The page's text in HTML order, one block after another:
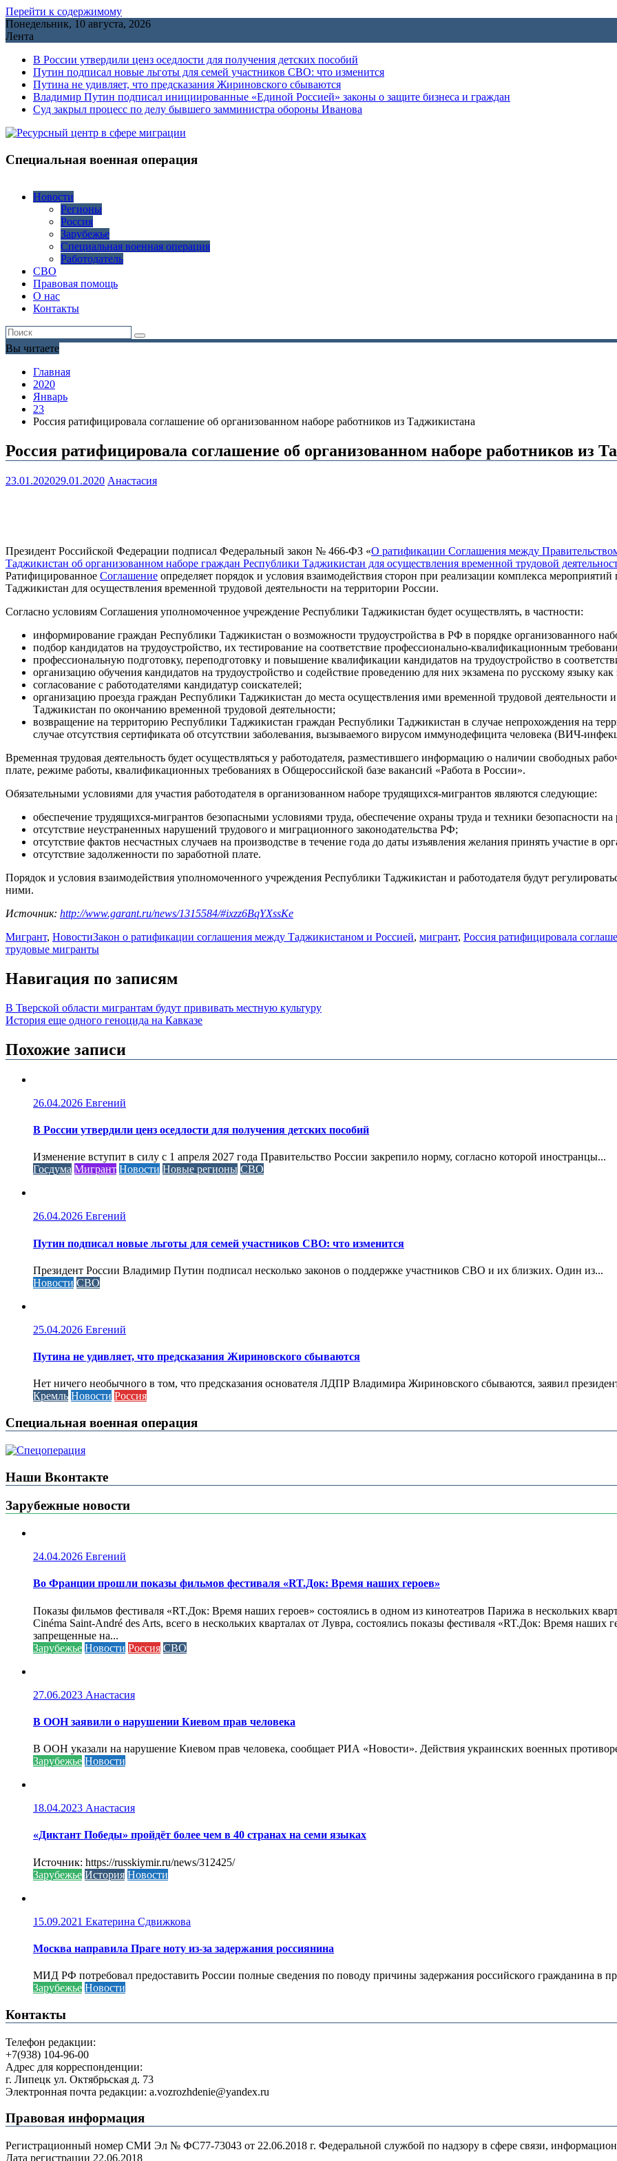
Перейти к содержимому
Понедельник, 10 августа, 2026
Лента
В России утвердили ценз оседлости для получения детских пособий
Путин подписал новые льготы для семей участников СВО: что изменится
Путина не удивляет, что предсказания Жириновского сбываются
Владимир Путин подписал инициированные «Единой Россией» законы о защите бизнеса и граждан
Cуд закрыл процесс по делу бывшего замминистра обороны Иванова
Специальная военная операция
Новости
Регионы
Россия
Зарубежье
Специальная военная операция
Работодатель
СВО
Правовая помощь
О нас
Контакты
Вы читаете
Главная
2020
Январь
23
Россия ратифицировала соглашение об организованном наборе работников из Таджикистана
Россия ратифицировала соглашение об организованном наборе работников из
23.01.202029.01.2020 Анастасия
Президент Российской Федерации подписал Федеральный закон № 466-ФЗ «О ратификации Соглашения между
Таджикистан об организованном наборе граждан Республики Таджикистан для осуществления временной трудовой
Ратифицированное Соглашение определяет порядок и условия взаимодействия сторон при реализации комплекса
Таджикистан для осуществления временной трудовой деятельности на территории России.
Согласно условиям Соглашения уполномоченное учреждение Республики Таджикистан будет осуществлять, в частности:
информирование граждан Республики Таджикистан о возможности трудоустройства в РФ в порядке организованного
подбор кандидатов на трудоустройство, их тестирование на соответствие профессионально-квалификационным
профессиональную подготовку, переподготовку и повышение квалификации кандидатов на трудоустройство в
организацию обучения кандидатов на трудоустройство и содействие проведению для них экзамена по русскому языку
согласование с работодателями кандидатур соискателей;
организацию проезда граждан Республики Таджикистан до места осуществления ими временной трудовой деятельности
Таджикистан по окончанию временной трудовой деятельности;
возвращение на территорию Республики Таджикистан граждан Республики Таджикистан в случае непрохождения на
случае отсутствия сертификата об отсутствии заболевания, вызываемого вирусом иммунодефицита человека (ВИЧ-
Временная трудовая деятельность будет осуществляться у работодателя, разместившего информацию о наличии свободных
плате, режиме работы, квалификационных требованиях в Общероссийской базе вакансий «Работа в России».
Обязательными условиями для участия работодателя в организованном наборе трудящихся-мигрантов являются следующие:
обеспечение трудящихся-мигрантов безопасными условиями труда, обеспечение охраны труда и техники безопасности на
отсутствие неустраненных нарушений трудового и миграционного законодательства РФ;
отсутствие фактов несчастных случаев на производстве в течение года до даты изъявления желания принять участие в
отсутствие задолженности по заработной плате.
Порядок и условия взаимодействия уполномоченного учреждения Республики Таджикистан и работодателя будут
ними.
Источник: http://www.garant.ru/news/1315584/#ixzz6BqYXssKe
Мигрант, НовостиЗакон о ратификации соглашения между Таджикистаном и Россией, мигрант, Россия ратифицировала
трудовые мигранты
Навигация по записям
В Тверской области мигрантам будут прививать местную культуру
История еще одного геноцида на Кавказе
Похожие записи
26.04.2026 Евгений
В России утвердили ценз оседлости для получения детских пособий
Изменение вступит в силу с 1 апреля 2027 года Правительство России закрепило норму, согласно которой иностранцы...
Госдума Мигрант Новости Новые регионы СВО
26.04.2026 Евгений
Путин подписал новые льготы для семей участников СВО: что изменится
Президент России Владимир Путин подписал несколько законов о поддержке участников СВО и их близких. Один из...
Новости СВО
25.04.2026 Евгений
Путина не удивляет, что предсказания Жириновского сбываются
Нет ничего необычного в том, что предсказания основателя ЛДПР Владимира Жириновского сбываются, заявил
Кремль Новости Россия
Специальная военная операция
Наши Вконтакте
Зарубежные новости
24.04.2026 Евгений
Во Франции прошли показы фильмов фестиваля «RT.Док: Время наших героев»
Показы фильмов фестиваля «RT.Док: Время наших героев» состоялись в одном из кинотеатров Парижа в нескольких
Cinéma Saint-André des Arts, всего в нескольких кварталах от Лувра, состоялись показы фестиваля «RT.Док: Время
запрещенные на...
Зарубежье Новости Россия СВО
27.06.2023 Анастасия
В ООН заявили о нарушении Киевом прав человека
В ООН указали на нарушение Киевом прав человека, сообщает РИА «Новости». Действия украинских военных
Зарубежье Новости
18.04.2023 Анастасия
«Диктант Победы» пройдёт более чем в 40 странах на семи языках
Источник: https://russkiymir.ru/news/312425/
Зарубежье История Новости
15.09.2021 Екатерина Сдвижкова
Москва направила Праге ноту из-за задержания россиянина
МИД РФ потребовал предоставить России полные сведения по поводу причины задержания российского гражданина в
Зарубежье Новости
Контакты
Телефон редакции:
+7(938) 104-96-00
Адрес для корреспонденции:
г. Липецк ул. Октябрьская д. 73
Электронная почта редакции: a.vozrozhdenie@yandex.ru
Правовая информация
Регистрационный номер СМИ Эл № ФС77-73043 от 22.06.2018 г. Федеральной службой по надзору в сфере связи,
Дата регистрации 22.06.2018